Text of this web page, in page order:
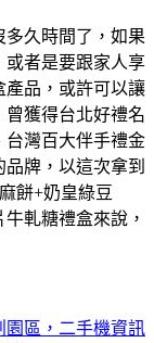
多久時間了，如果
或者是要跟家人享
產品，或許可以讓
曾獲得台北好禮名
台灣百大伴手禮金
牌，以這次拿到
餅+奶皇綠豆
軋糖禮盒來說，
園區，二手機資訊